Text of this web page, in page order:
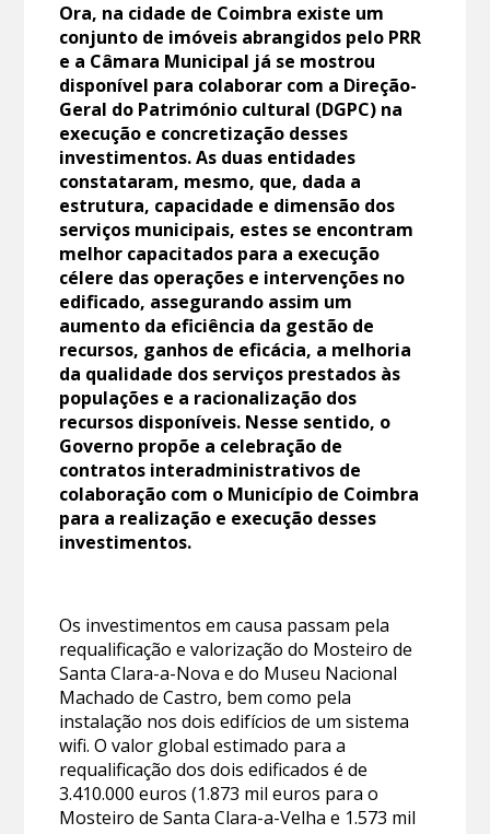
Ora, na cidade de Coimbra existe um
conjunto de imóveis abrangidos pelo PRR
e a Câmara Municipal já se mostrou
disponível para colaborar com a Direção-
Geral do Património cultural (DGPC) na
execução e concretização desses
investimentos. As duas entidades
constataram, mesmo, que, dada a
estrutura, capacidade e dimensão dos
serviços municipais, estes se encontram
melhor capacitados para a execução
célere das operações e intervenções no
edificado, assegurando assim um
aumento da eficiência da gestão de
recursos, ganhos de eficácia, a melhoria
da qualidade dos serviços prestados às
populações e a racionalização dos
recursos disponíveis. Nesse sentido, o
Governo propõe a celebração de
contratos interadministrativos de
colaboração com o Município de Coimbra
para a realização e execução desses
investimentos.
Os investimentos em causa passam pela
requalificação e valorização do Mosteiro de
Santa Clara-a-Nova e do Museu Nacional
Machado de Castro, bem como pela
instalação nos dois edifícios de um sistema
wifi. O valor global estimado para a
requalificação dos dois edificados é de
3.410.000 euros (1.873 mil euros para o
Mosteiro de Santa Clara-a-Velha e 1.573 mil